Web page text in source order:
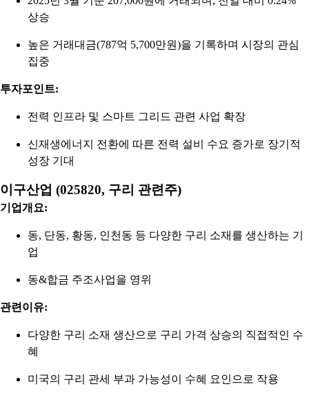
상승
높은 거래대금(787억 5,700만원)을 기록하며 시장의 관심
집중
투자포인트:
전력 인프라 및 스마트 그리드 관련 사업 확장
신재생에너지 전환에 따른 전력 설비 수요 증가로 장기적
성장 기대
이구산업 (025820, 구리 관련주)
기업개요:
동, 단동, 황동, 인천동 등 다양한 구리 소재를 생산하는 기
업
동&합금 주조사업을 영위
관련이유:
다양한 구리 소재 생산으로 구리 가격 상승의 직접적인 수
혜
미국의 구리 관세 부과 가능성이 수혜 요인으로 작용